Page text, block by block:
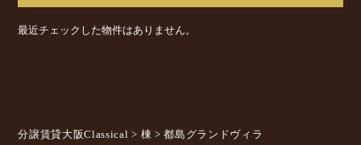
最近チェックした物件はありません。
分譲賃貸大阪Classical > 棟 >都島グランドヴィラ